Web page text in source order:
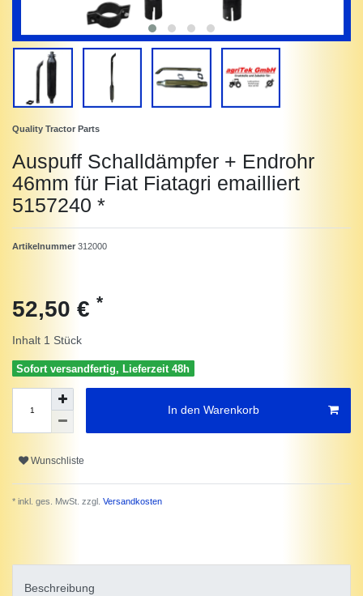
Quality Tractor Parts
Auspuff Schalldämpfer + Endrohr
46mm für Fiat Fiatagri emailliert
5157240 *
Artikelnummer 312000
52,50 € *
Inhalt 1 Stück
Sofort versandfertig, Lieferzeit 48h
In den Warenkorb
Wunschliste
* inkl. ges. MwSt. zzgl. Versandkosten
Beschreibung